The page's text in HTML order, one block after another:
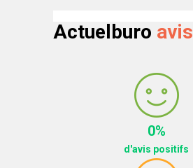
Actuelburo avis
0%
d'avis positifs